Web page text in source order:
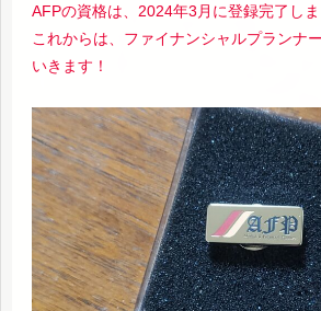
AFPの資格は、2024年3月に登録完了しま
これからは、ファイナンシャルプランナ
いきます！